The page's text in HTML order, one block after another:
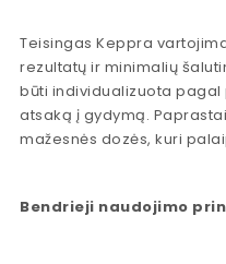
Teisingas Keppra
rezultatų ir minimalių
būti individualizuota pagal
atsaką į gydymą.
mažesnės dozės, kuri
Bendrieji naudojimo